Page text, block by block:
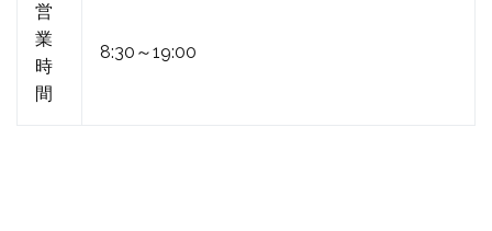
営
業
時
間
8:30～19:00